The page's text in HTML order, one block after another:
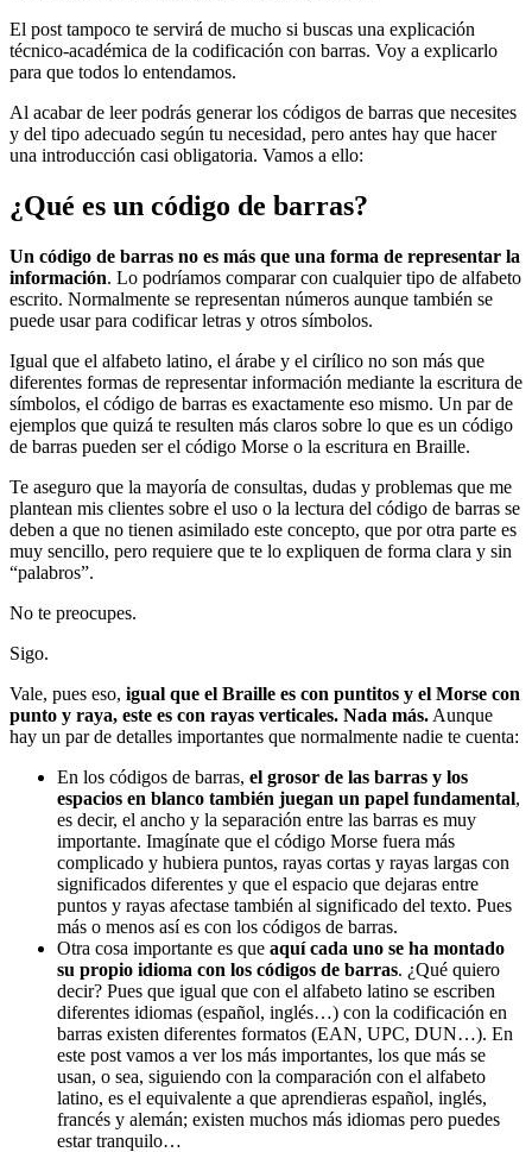
El post tampoco te servirá de mucho si buscas una explicación
técnico-académica de la codificación con barras. Voy a explicarlo
para que todos lo entendamos.
Al acabar de leer podrás generar los códigos de barras que necesites
y del tipo adecuado según tu necesidad, pero antes hay que hacer
una introducción casi obligatoria. Vamos a ello:
¿Qué es un código de barras?
Un código de barras no es más que una forma de representar la
información. Lo podríamos comparar con cualquier tipo de alfabeto
escrito. Normalmente se representan números aunque también se
puede usar para codificar letras y otros símbolos.
Igual que el alfabeto latino, el árabe y el cirílico no son más que
diferentes formas de representar información mediante la escritura de
símbolos, el código de barras es exactamente eso mismo. Un par de
ejemplos que quizá te resulten más claros sobre lo que es un código
de barras pueden ser el código Morse o la escritura en Braille.
Te aseguro que la mayoría de consultas, dudas y problemas que me
plantean mis clientes sobre el uso o la lectura del código de barras se
deben a que no tienen asimilado este concepto, que por otra parte es
muy sencillo, pero requiere que te lo expliquen de forma clara y sin
“palabros”.
No te preocupes.
Sigo.
Vale, pues eso, igual que el Braille es con puntitos y el Morse con
punto y raya, este es con rayas verticales. Nada más. Aunque
hay un par de detalles importantes que normalmente nadie te cuenta:
En los códigos de barras, el grosor de las barras y los
espacios en blanco también juegan un papel fundamental,
es decir, el ancho y la separación entre las barras es muy
importante. Imagínate que el código Morse fuera más
complicado y hubiera puntos, rayas cortas y rayas largas con
significados diferentes y que el espacio que dejaras entre
puntos y rayas afectase también al significado del texto. Pues
más o menos así es con los códigos de barras.
Otra cosa importante es que aquí cada uno se ha montado
su propio idioma con los códigos de barras. ¿Qué quiero
decir? Pues que igual que con el alfabeto latino se escriben
diferentes idiomas (español, inglés…) con la codificación en
barras existen diferentes formatos (EAN, UPC, DUN…). En
este post vamos a ver los más importantes, los que más se
usan, o sea, siguiendo con la comparación con el alfabeto
latino, es el equivalente a que aprendieras español, inglés,
francés y alemán; existen muchos más idiomas pero puedes
estar tranquilo…